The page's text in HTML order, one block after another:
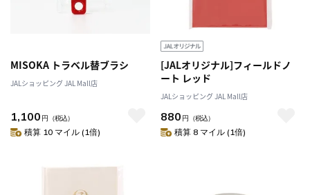
MISOKA トラベル替ブラシ
JALショッピング JAL Mall店
1,100 円 （税込）
積算 10 マイル (1倍)
[JALオリジナル]フィールドノ
ート レッド
JALショッピング JAL Mall店
880 円 （税込）
積算 8 マイル (1倍)